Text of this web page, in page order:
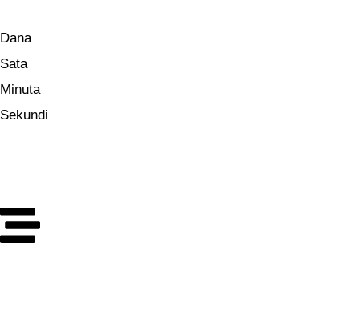
Dana
Sata
Minuta
Sekundi